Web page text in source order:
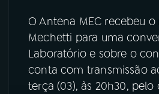
TikTok
O Antena MEC recebeu
Mechetti para uma
Laboratório e sobre o
conta com transmissão
terça (03), às 20h30, pelo